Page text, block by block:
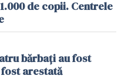
de copii. Centrele
bărbați au fost
arestată